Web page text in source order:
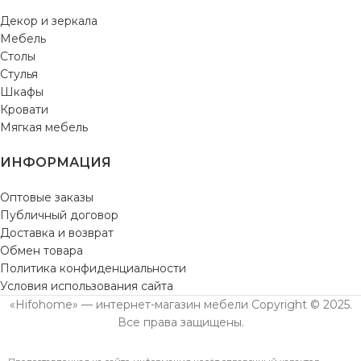
Декор и зеркала
Мебель
Столы
Стулья
Шкафы
Кровати
Мягкая мебель
ИНФОРМАЦИЯ
Оптовые заказы
Публичный договор
Доставка и возврат
Обмен товара
Политика конфиденциальности
Условия использования сайта
«Hifohome» — интернет-магазин мебели Copyright © 2025.
Все права защищены.